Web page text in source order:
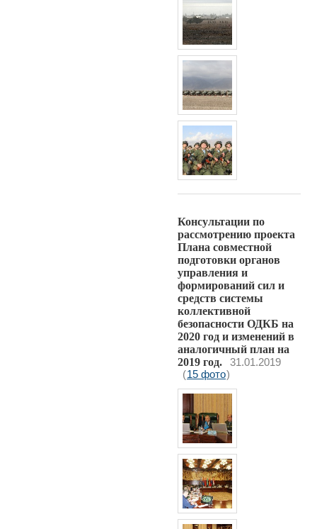
Консультации по
рассмотрению проекта
Плана совместной
подготовки органов
управления и
формирований сил и
средств системы
коллективной
безопасности ОДКБ на
2020 год и изменений в
аналогичный план на
2019 год.
31.01.2019
(15 фото)